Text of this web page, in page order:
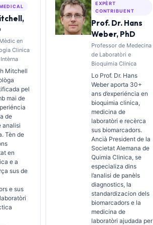
en
Clinica
Mitchell
pel
mai de
de
analisi
Tèn de
en
e a
sus de
e sus
EXPÈRT
CONTRIBUENT
Prof. Dr. Hans
Weber, PhD
Professor de Medecina
de Laboratòri e
Bioquimia Clinica
Lo Prof. Dr. Hans
Weber aporta 30+
ans d’experiéncia en
bioquimia clinica,
medicina de
laboratòri e recèrca
sus biomarcadors.
Ancià President de la
Societat Alemana de
Quimia Clinica, se
especializa dins
l’analisi de panèls
diagnostics, la
standardizacion dels
biomarcadors e la
medicina de
laboratòri ajudada per